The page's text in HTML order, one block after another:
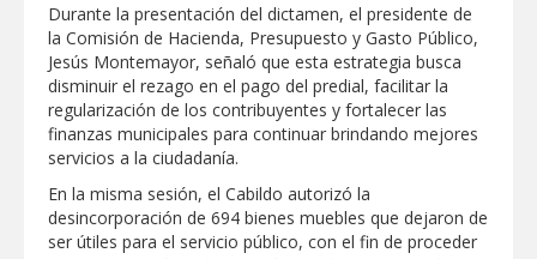
DIRECCIÓN DE DESARROLLO RURAL
APOYA A GANADEROS DE NUEVO
LAREDO ANTE LA REAPERTURA DE LA
EXPORTACIÓN DE GANADO
Impulsa STPS ferias del empleo para
jóvenes en tres regiones de Tamaulipas
Durante la presentación del dictamen, el presidente de
la Comisión de Hacienda, Presupuesto y Gasto Público,
Jesús Montemayor, señaló que esta estrategia busca
disminuir el rezago en el pago del predial, facilitar la
regularización de los contribuyentes y fortalecer las
finanzas municipales para continuar brindando mejores
servicios a la ciudadanía.
En la misma sesión, el Cabildo autorizó la
desincorporación de 694 bienes muebles que dejaron de
ser útiles para el servicio público, con el fin de proceder